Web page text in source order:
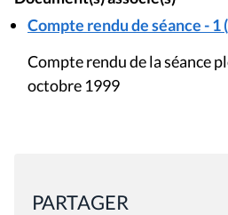
Compte rendu de séance - 1
Compte rendu de la séance
octobre 1999
PARTAGER